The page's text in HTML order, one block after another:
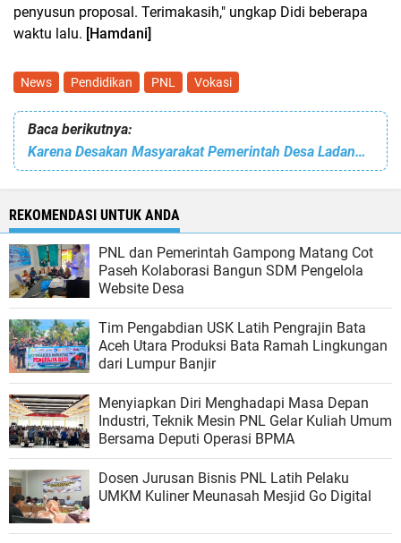
penyusun proposal. Terimakasih," ungkap Didi beberapa
waktu lalu. [Hamdani]
News Pendidikan PNL Vokasi
Baca berikutnya:
Karena Desakan Masyarakat Pemerintah Desa Ladang Bisik Lakukan Normalisasi Tranportasi Perahu Robin
REKOMENDASI UNTUK ANDA
PNL dan Pemerintah Gampong Matang Cot
Paseh Kolaborasi Bangun SDM Pengelola
Website Desa
Tim Pengabdian USK Latih Pengrajin Bata
Aceh Utara Produksi Bata Ramah Lingkungan
dari Lumpur Banjir
Menyiapkan Diri Menghadapi Masa Depan
Industri, Teknik Mesin PNL Gelar Kuliah Umum
Bersama Deputi Operasi BPMA
Dosen Jurusan Bisnis PNL Latih Pelaku
UMKM Kuliner Meunasah Mesjid Go Digital